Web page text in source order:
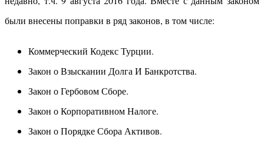
были внесены поправки в ряд законов, в том числе:
Коммерческий Кодекс Турции.
Закон о Взыскании Долга И Банкротства.
Закон о Гербовом Сборе.
Закон о Корпоративном Налоге.
Закон о Порядке Сбора Активов.